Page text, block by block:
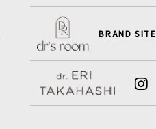
BRAND SITE